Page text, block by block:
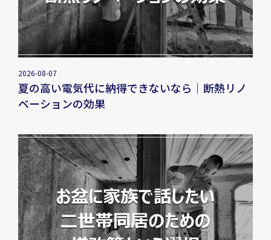
2026-08-07
夏の高い電気代に納得できないなら｜断熱リノ
ベーションの効果